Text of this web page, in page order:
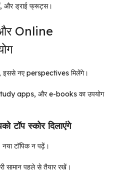
और ड्राई फ्रूट्स।
Online
इससे नए perspectives मिलेंगे।
apps, और e-books का उपयोग
स्कोर दिलाएंगे
नया टॉपिक न पढ़ें।
पहले से तैयार रखें।